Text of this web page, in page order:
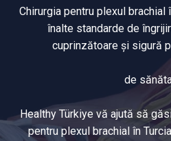
Chirurgia pentru plexul brachial
înalte standarde de
cuprinzătoare și sigură
de
Healthy Türkiye vă ajută să
pentru plexul brachial în